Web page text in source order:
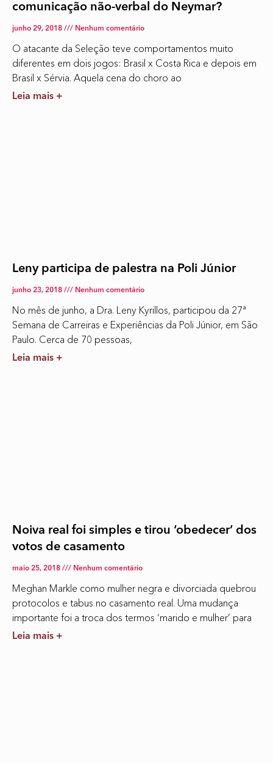
comunicação não-verbal do Neymar?
junho 29, 2018 Nenhum comentário
O atacante da Seleção teve comportamentos muito
diferentes em dois jogos: Brasil x Costa Rica e depois em
Brasil x Sérvia. Aquela cena do choro ao
Leia mais +
Leny participa de palestra na Poli Júnior
junho 23, 2018 Nenhum comentário
No mês de junho, a Dra. Leny Kyrillos, participou da 27ª
Semana de Carreiras e Experiências da Poli Júnior, em São
Paulo. Cerca de 70 pessoas,
Leia mais +
Noiva real foi simples e tirou ‘obedecer’ dos
votos de casamento
maio 25, 2018 Nenhum comentário
Meghan Markle como mulher negra e divorciada quebrou
protocolos e tabus no casamento real. Uma mudança
importante foi a troca dos termos ‘marido e mulher’ para
Leia mais +